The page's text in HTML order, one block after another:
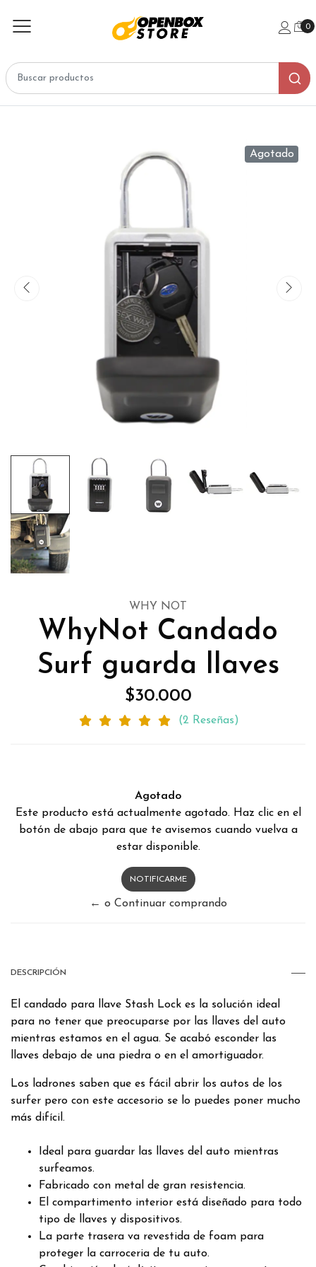
0
Agotado
WHY NOT
WhyNot Candado
Surf guarda llaves
$30.000
(2 Reseñas)
Agotado
Este producto está actualmente agotado. Haz clic en el
botón de abajo para que te avisemos cuando vuelva a
estar disponible.
NOTIFICARME
← o Continuar comprando
DESCRIPCIÓN
El candado para llave Stash Lock es la solución ideal
para no tener que preocuparse por las llaves del auto
mientras estamos en el agua. Se acabó esconder las
llaves debajo de una piedra o en el amortiguador.
Los ladrones saben que es fácil abrir los autos de los
surfer pero con este accesorio se lo puedes poner mucho
más difícil.
Ideal para guardar las llaves del auto mientras
surfeamos.
Fabricado con metal de gran resistencia.
El compartimento interior está diseñado para todo
tipo de llaves y dispositivos.
La parte trasera va revestida de foam para
proteger la carroceria de tu auto.